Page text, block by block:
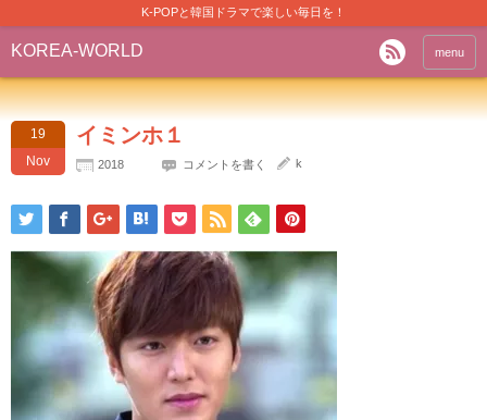
K-POPと韓国ドラマで楽しい毎日を！
KOREA-WORLD menu
19
Nov
イミンホ１
2018 コメントを書く k